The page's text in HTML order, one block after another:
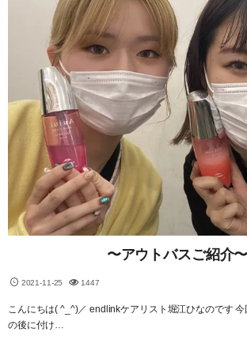
〜アウトバスご紹介〜
2021-11-25 1447
こんにちは( ^_^)／ endlinkケアリスト堀江ひなのです
の後に付け…